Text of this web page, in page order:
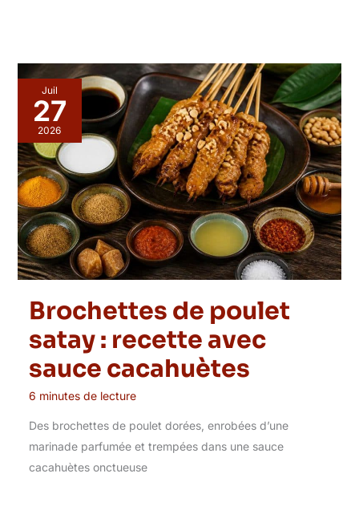
Juil
27
2026
Brochettes de poulet
satay : recette avec
sauce cacahuètes
6 minutes de lecture
Des brochettes de poulet dorées, enrobées d’une
marinade parfumée et trempées dans une sauce
cacahuètes onctueuse